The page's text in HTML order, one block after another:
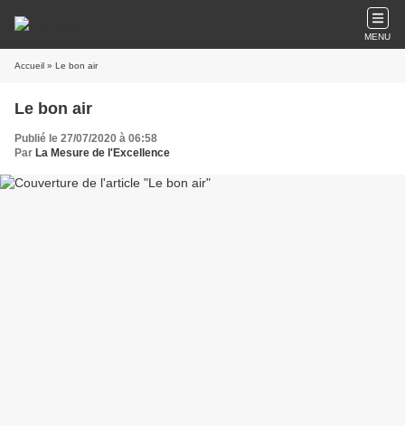
MENU
Accueil » Le bon air
Le bon air
Publié le 27/07/2020 à 06:58
Par La Mesure de l'Excellence